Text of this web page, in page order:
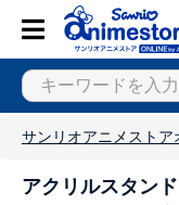
サンリオアニメストア
アクリルスタン